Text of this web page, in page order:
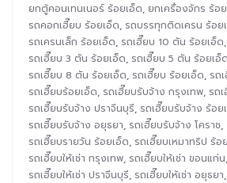
ยกตู้คอนเทนเนอร์ ร้อยเอ็ด, ยกเครื่องจักร ร้อ
รถคอกเฮี๊ยบ ร้อยเอ็ด, รถบรรทุกติดเครน ร้อย
รถเครนเล็ก ร้อยเอ็ด, รถเฮี๊ยบ 10 ตัน ร้อยเอ็ด,
รถเฮี๊ยบ 3 ตัน ร้อยเอ็ด, รถเฮี๊ยบ 5 ตัน ร้อยเอ็ด
รถเฮี๊ยบ 8 ตัน ร้อยเอ็ด, รถเฮี๊ยบ ร้อยเอ็ด, รถ
รถเฮี๊ยบร้อยเอ็ด, รถเฮี๊ยบรับจ้าง กรุงเทพ, รถ
รถเฮี๊ยบรับจ้าง ปราจีนบุรี, รถเฮี๊ยบรับจ้าง ร้อย
รถเฮี๊ยบรับจ้าง อยุธยา, รถเฮี๊ยบรับจ้าง โคราช,
รถเฮี๊ยบรายวัน ร้อยเอ็ด, รถเฮี๊ยบเหมาทริป ร้อ
รถเฮี๊ยบให้เช่า กรุงเทพ, รถเฮี๊ยบให้เช่า ขอนแก่น,
รถเฮี๊ยบให้เช่า ปราจีนบุรี, รถเฮี๊ยบให้เช่า อยุธยา,